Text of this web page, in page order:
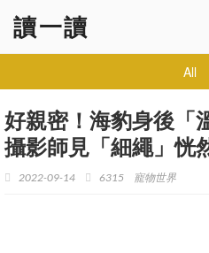
讀一讀
All
好親密！海豹身後「
攝影師見「細繩」恍
2022-09-14 6315 寵物世界